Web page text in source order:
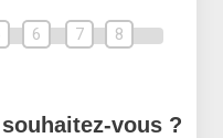
6 7 8
vous ?